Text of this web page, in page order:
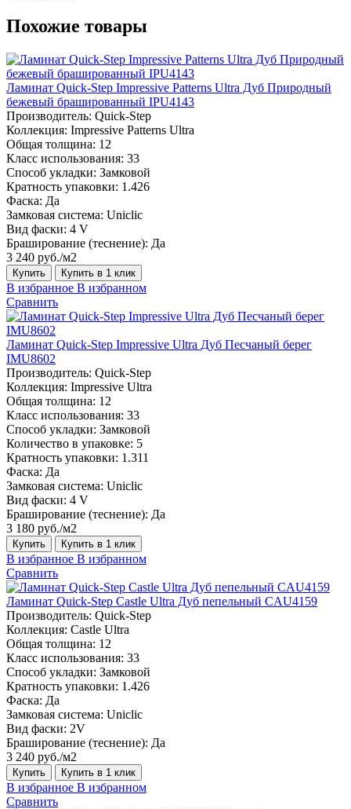
Похожие товары
Ламинат Quick-Step Impressive Patterns Ultra Дуб Природный
бежевый брашированный IPU4143
Производитель: Quick-Step
Коллекция: Impressive Patterns Ultra
Общая толщина: 12
Класс использования: 33
Способ укладки: Замковой
Кратность упаковки: 1.426
Фаска: Да
Замковая система: Uniclic
Вид фаски: 4 V
Браширование (теснение): Да
3 240 руб./м2
Купить Купить в 1 клик
В избранное В избранном
Сравнить
Ламинат Quick-Step Impressive Ultra Дуб Песчаный берег
IMU8602
Производитель: Quick-Step
Коллекция: Impressive Ultra
Общая толщина: 12
Класс использования: 33
Способ укладки: Замковой
Количество в упаковке: 5
Кратность упаковки: 1.311
Фаска: Да
Замковая система: Uniclic
Вид фаски: 4 V
Браширование (теснение): Да
3 180 руб./м2
Купить Купить в 1 клик
В избранное В избранном
Сравнить
Ламинат Quick-Step Castle Ultra Дуб пепельный CAU4159
Производитель: Quick-Step
Коллекция: Castle Ultra
Общая толщина: 12
Класс использования: 33
Способ укладки: Замковой
Кратность упаковки: 1.426
Фаска: Да
Замковая система: Uniclic
Вид фаски: 2V
Браширование (теснение): Да
3 240 руб./м2
Купить Купить в 1 клик
В избранное В избранном
Сравнить